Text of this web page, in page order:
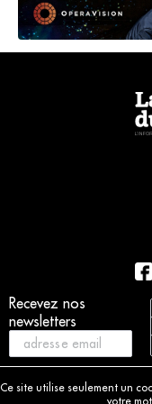
Recevez nos
newsletters
Ce site utilise seulement un
votre
© 2021 La